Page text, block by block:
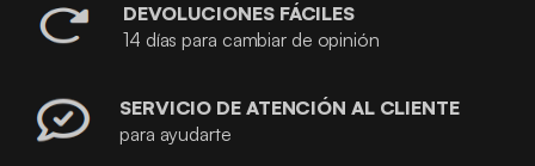
DEVOLUCIONES FÁCILES
14 días para cambiar de opinión
SERVICIO DE ATENCIÓN AL CLIENTE
para ayudarte